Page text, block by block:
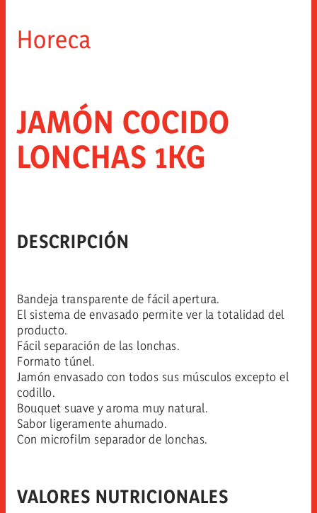
JAMÓN COCIDO
LONCHAS 1KG
Horeca
DESCRIPCIÓN
Bandeja transparente de fácil apertura.
El sistema de envasado permite ver la totalidad del
producto.
Fácil separación de las lonchas.
Formato túnel.
Jamón envasado con todos sus músculos excepto el
codillo.
Bouquet suave y aroma muy natural.
Sabor ligeramente ahumado.
Con microfilm separador de lonchas.
VALORES NUTRICIONALES